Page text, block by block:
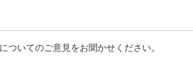
いてのご意見をお聞かせください。